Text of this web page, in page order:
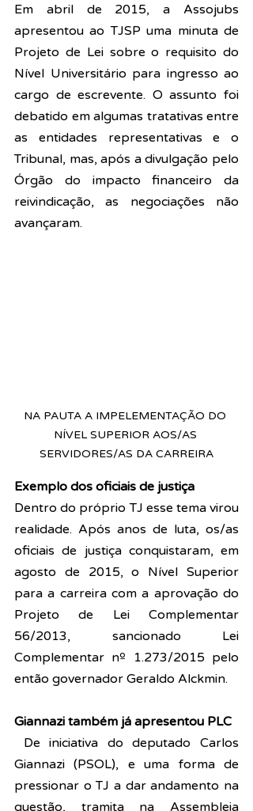
Em abril de 2015, a Assojubs
apresentou ao TJSP uma minuta de
Projeto de Lei sobre o requisito do
Nível Universitário para ingresso ao
cargo de escrevente. O assunto foi
debatido em algumas tratativas entre
as entidades representativas e o
Tribunal, mas, após a divulgação pelo
Órgão do impacto financeiro da
reivindicação, as negociações não
avançaram.
NA PAUTA A IMPELEMENTAÇÃO DO
NÍVEL SUPERIOR AOS/AS
SERVIDORES/AS DA CARREIRA
Exemplo dos oficiais de justiça
Dentro do próprio TJ esse tema virou
realidade. Após anos de luta, os/as
oficiais de justiça conquistaram, em
agosto de 2015, o Nível Superior
Projeto de Lei Complementar
56/2013, sancionado Lei
Complementar nº 1.273/2015 pelo
então governador Geraldo Alckmin.
Giannazi também já apresentou PLC
Giannazi (PSOL), e uma forma de
pressionar o TJ a dar andamento na
questão, tramita na Assembleia